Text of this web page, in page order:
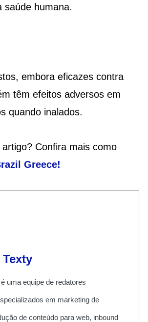
saúde humana.
embora eficazes contra
têm efeitos adversos em
quando inalados.
Confira mais como
Greece!
uma equipe de redatores
em marketing de
de conteúdo para web, inbound